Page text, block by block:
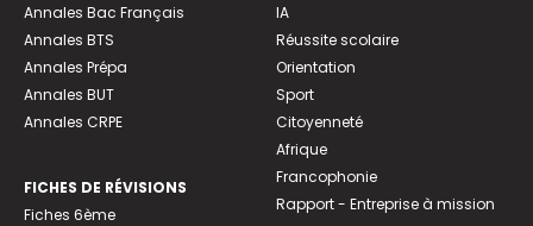
Annales Bac Français
Annales BTS
Annales Prépa
Annales BUT
Annales CRPE
FICHES DE RÉVISIONS
Fiches 6ème
IA
Réussite scolaire
Orientation
Sport
Citoyenneté
Afrique
Francophonie
Rapport - Entreprise à mission